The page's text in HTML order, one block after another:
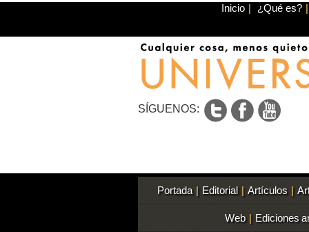
Inicio | ¿Qué es? |
SÍGUENOS:
Portada | Editorial | Artículos |
Web | Ediciones